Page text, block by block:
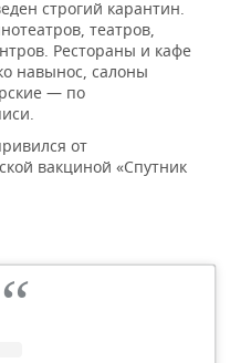
строгий карантин.
театров,
Рестораны и кафе
навынос, салоны
— по
от
вакциной «Спутник